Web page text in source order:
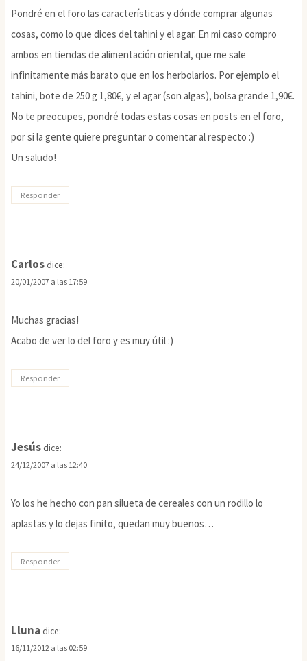
Pondré en el foro las características y dónde comprar algunas
cosas, como lo que dices del tahini y el agar. En mi caso compro
ambos en tiendas de alimentación oriental, que me sale
infinitamente más barato que en los herbolarios. Por ejemplo el
tahini, bote de 250 g 1,80€, y el agar (son algas), bolsa grande 1,90€.
No te preocupes, pondré todas estas cosas en posts en el foro,
por si la gente quiere preguntar o comentar al respecto :)
Un saludo!
Responder
Carlos dice:
20/01/2007 a las 17:59
Muchas gracias!
Acabo de ver lo del foro y es muy útil :)
Responder
Jesús dice:
24/12/2007 a las 12:40
Yo los he hecho con pan silueta de cereales con un rodillo lo
aplastas y lo dejas finito, quedan muy buenos…
Responder
Lluna dice:
16/11/2012 a las 02:59